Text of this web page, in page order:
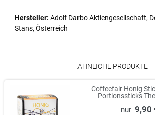
Hersteller: Adolf Darbo Aktiengesellschaft,
Stans, Österreich
ÄHNLICHE PRODUKTE
Coffeefair Honig
Portionssticks
9,90